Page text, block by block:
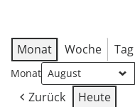
Monat Woche Tag
Monat
Zurück Heute